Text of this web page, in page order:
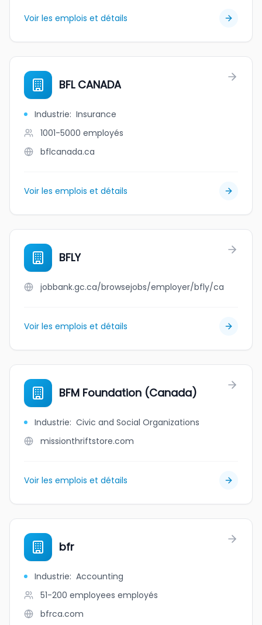
Voir les emplois et détails
BFL CANADA
Industrie: Insurance
1001-5000 employés
bflcanada.ca
Voir les emplois et détails
BFLY
jobbank.gc.ca/browsejobs/employer/bfly/ca
Voir les emplois et détails
BFM Foundation (Canada)
Industrie: Civic and Social Organizations
missionthriftstore.com
Voir les emplois et détails
bfr
Industrie: Accounting
51-200 employees employés
bfrca.com